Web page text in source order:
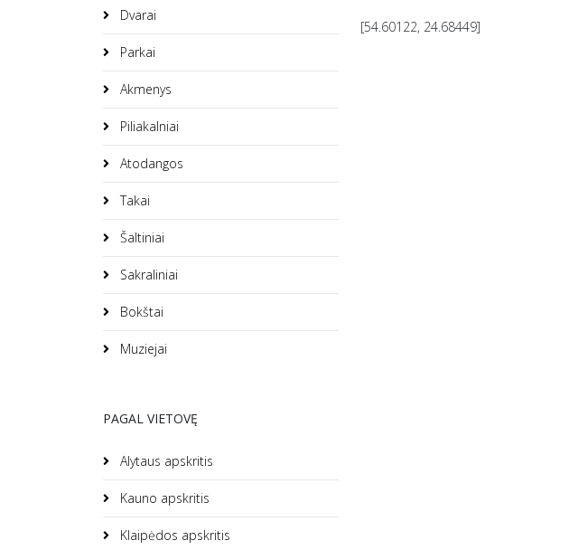
Dvarai
Parkai
Akmenys
Piliakalniai
Atodangos
Takai
Šaltiniai
Sakraliniai
Bokštai
Muziejai
PAGAL VIETOVĘ
Alytaus apskritis
Kauno apskritis
Klaipėdos apskritis
[54.60122, 24.68449]